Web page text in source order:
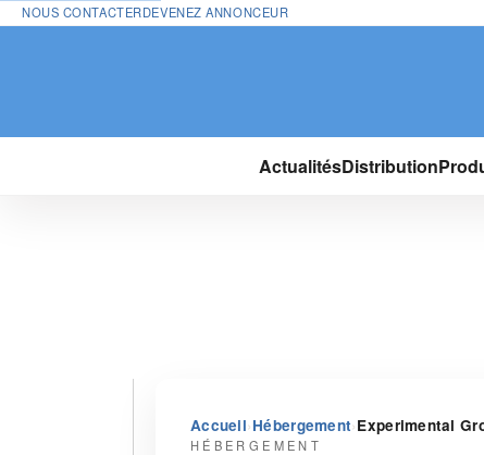
NOUS CONTACTERDEVENEZ ANNONCEUR
ActualitésDistribution
Accueil›Hébergement›Experimental
HÉBERGEMENT